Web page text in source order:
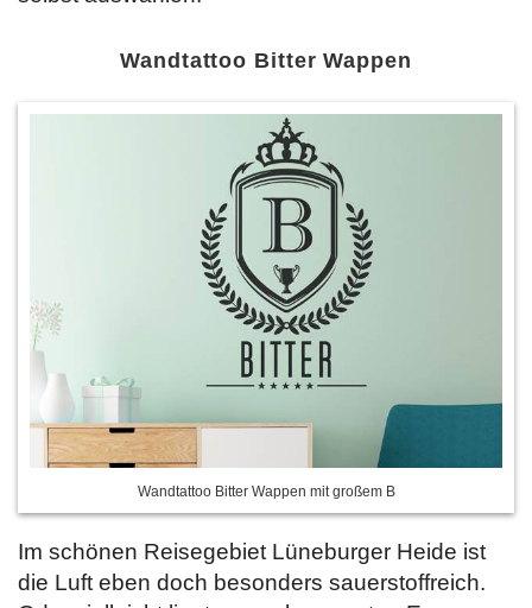
Wandtattoo Bitter Wappen
Wandtattoo Bitter Wappen mit großem B
Im schönen Reisegebiet Lüneburger Heide ist
die Luft eben doch besonders sauerstoffreich.